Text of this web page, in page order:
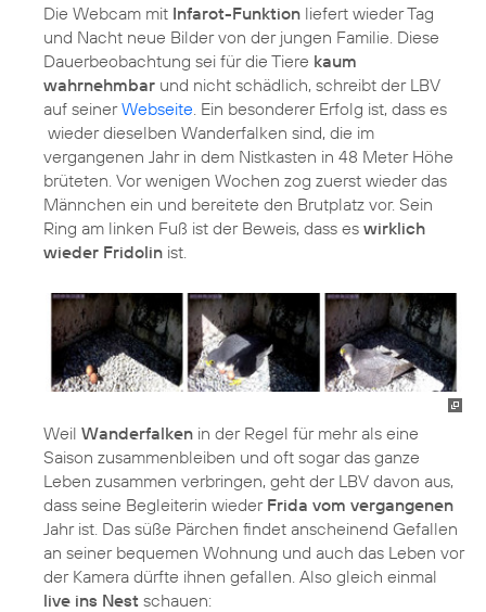
Die Webcam mit Infarot-Funktion liefert wieder Tag
und Nacht neue Bilder von der jungen Familie. Diese
Dauerbeobachtung sei für die Tiere kaum
wahrnehmbar und nicht schädlich, schreibt der LBV
auf seinerWebseite. Ein besonderer Erfolg ist, dass es
wieder dieselben Wanderfalken sind, die im
vergangenen Jahr in dem Nistkasten in 48 Meter Höhe
brüteten. Vor wenigen Wochen zog zuerst wieder das
Männchen ein und bereitete den Brutplatz vor. Sein
Ring am linken Fuß ist der Beweis, dass es wirklich
wieder Fridolin ist.
Weil Wanderfalken in der Regel für mehr als eine
Saison zusammenbleiben und oft sogar das ganze
Leben zusammen verbringen, geht der LBV davon aus,
dass seine Begleiterin wieder Frida vom vergangenen
Jahr ist. Das süße Pärchen findet anscheinend Gefallen
an seiner bequemen Wohnung und auch das Leben vor
der Kamera dürfte ihnen gefallen. Also gleich einmal
live ins Nest schauen: